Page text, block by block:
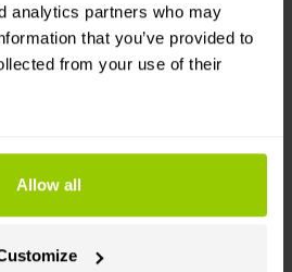
analytics partners who may
that you’ve provided to
from your use of their
Allow all